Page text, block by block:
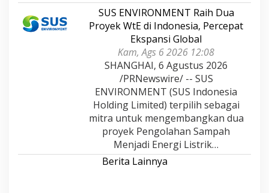
SUS ENVIRONMENT Raih Dua
Proyek WtE di Indonesia, Percepat
Ekspansi Global
Kam, Ags 6 2026 12:08
SHANGHAI, 6 Agustus 2026
/PRNewswire/ -- SUS
ENVIRONMENT (SUS Indonesia
Holding Limited) terpilih sebagai
mitra untuk mengembangkan dua
proyek Pengolahan Sampah
Menjadi Energi Listrik…
Berita Lainnya